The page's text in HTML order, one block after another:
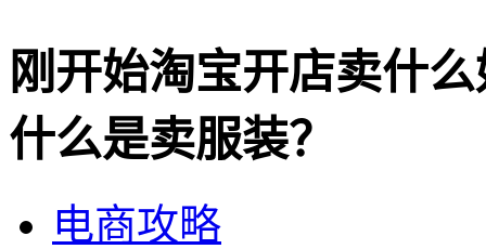
刚开始淘宝开店卖什
什么是卖服装？
电商攻略